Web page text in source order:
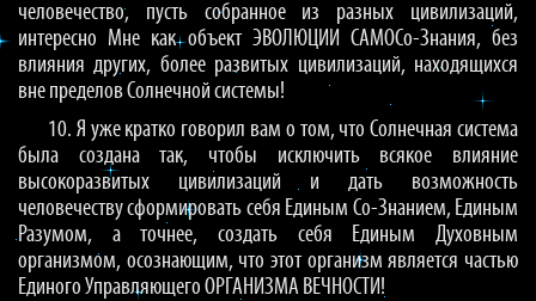
человечество, пусть собранное из разных цивилизаций,
интересно Мне как объект ЭВОЛЮЦИИ САМОСо-Знания, без
влияния других, более развитых цивилизаций, находящихся
вне пределов Солнечной системы!
10. Я уже кратко говорил вам о том, что Солнечная система
была создана так, чтобы исключить всякое влияние
высокоразвитых цивилизаций и дать возможность
человечеству сформировать себя Единым Со-Знанием, Единым
Разумом, а точнее, создать себя Единым Духовным
организмом, осознающим, что этот организм является частью
Единого Управляющего ОРГАНИЗМА ВЕЧНОСТИ!